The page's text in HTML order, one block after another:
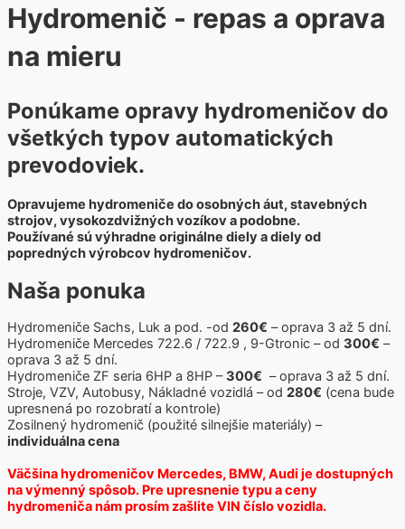
Hydromenič - repas a oprava
na mieru
Ponúkame opravy hydromeničov do
všetkých typov automatických
prevodoviek.
Opravujeme hydromeniče do osobných áut, stavebných
strojov, vysokozdvižných vozíkov a podobne.
Používané sú výhradne originálne diely a diely od
popredných výrobcov hydromeničov.
Naša ponuka
Hydromeniče Sachs, Luk a pod. -od 260€ – oprava 3 až 5 dní.
Hydromeniče Mercedes 722.6 / 722.9 , 9-Gtronic – od 300€ –
oprava 3 až 5 dní.
Hydromeniče ZF seria 6HP a 8HP –300€ – oprava 3 až 5 dní.
Stroje, VZV, Autobusy, Nákladné vozidlá – od 280€ (cena bude
upresnená po rozobratí a kontrole)
Zosilnený hydromenič (použité silnejšie materiály) –
individuálna cena
Väčšina hydromeničov Mercedes, BMW, Audi je dostupných
na výmenný spôsob. Pre upresnenie typu a ceny
hydromeniča nám prosím zašlite VIN číslo vozidla.